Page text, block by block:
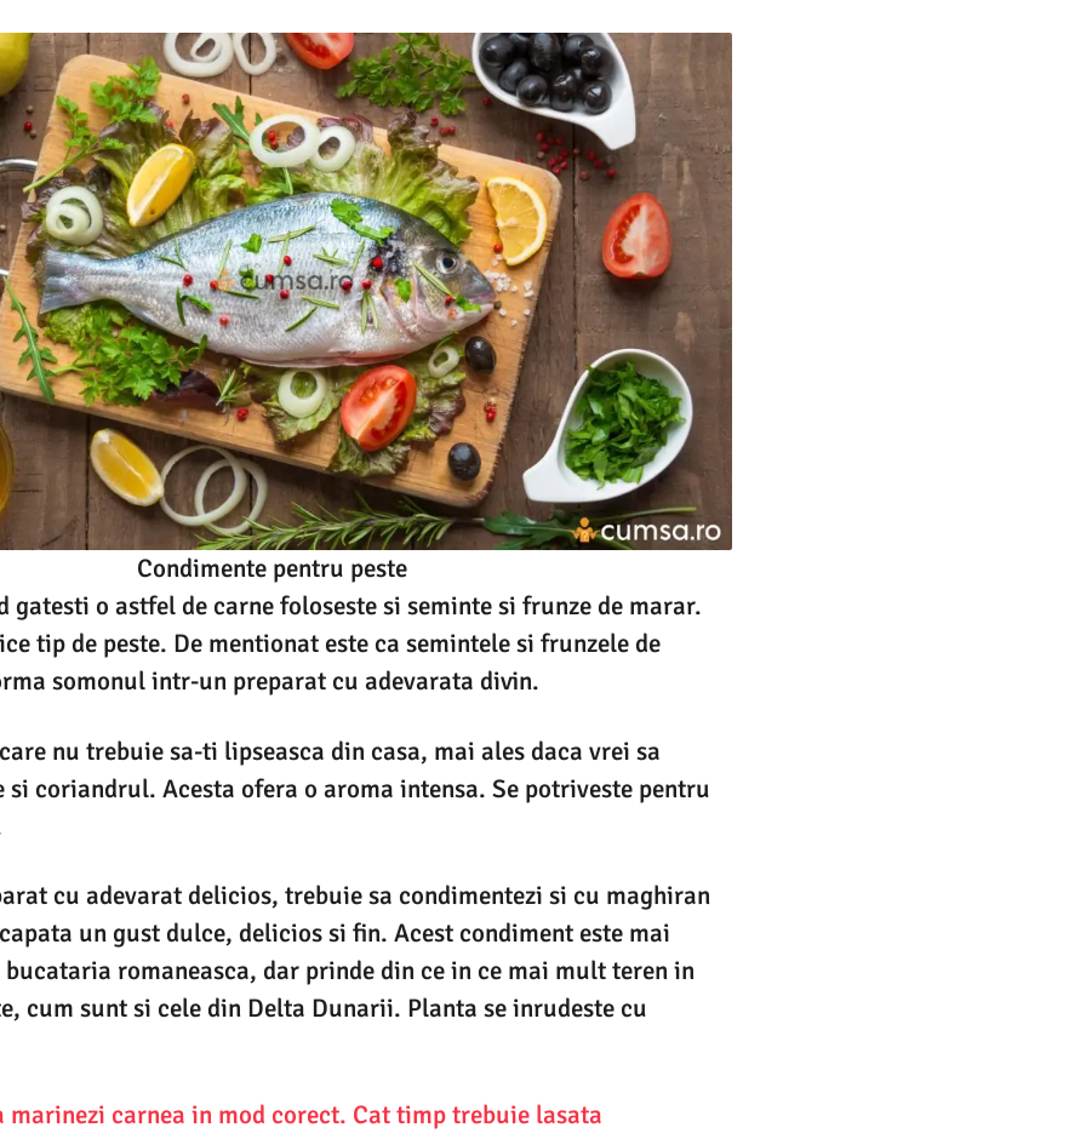
Condimente pentru peste
gatesti o astfel de carne foloseste si seminte si frunze de marar.
tip de peste. De mentionat este ca semintele si frunzele de
somonul intr-un preparat cu adevarata divin.
nu trebuie sa-ti lipseasca din casa, mai ales daca vrei sa
si coriandrul. Acesta ofera o aroma intensa. Se potriveste pentru
cu adevarat delicios, trebuie sa condimentezi si cu maghiran
un gust dulce, delicios si fin. Acest condiment este mai
romaneasca, dar prinde din ce in ce mai mult teren in
cum sunt si cele din Delta Dunarii. Planta se inrudeste cu
marinezi carnea in mod corect. Cat timp trebuie lasata